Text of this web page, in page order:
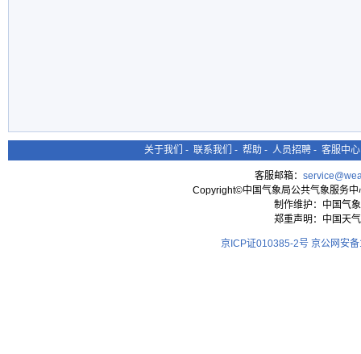
关于我们 - 联系我们 - 帮助 - 人员招聘 - 客服中心
客服邮箱：
Copyright©中国气象局公共气象服务
制作维护：中国气
郑重声明：中国天
京ICP证010385-2号 京公网安